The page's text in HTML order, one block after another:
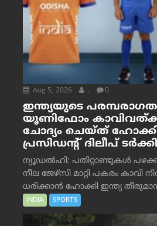
Aug 5, 2026 . 0
ഇന്ത്യയുടെ
യൂണിഫോം
ചോദ്യം ചെയ്ത് ഹോക്കി
പ്രസിഡന്റ് ദിലീപ് ടര്‍ക്കി
ന്യൂഡൽഹി: പതിറ്റാണ്ടുകൾ
നീല ജേഴ്‌സി മാറ്റി പകരം കാവി
ധരിക്കാൻ ഹോക്കി ഇന്ത്യ
INDIA SPORTS